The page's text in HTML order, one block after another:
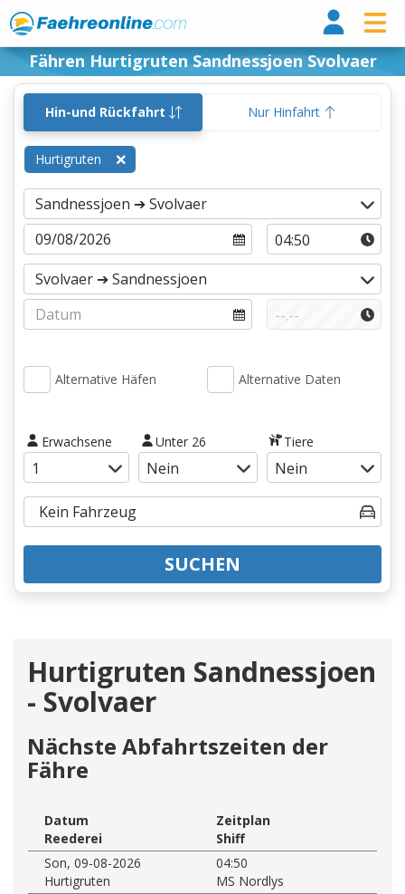
Fähren Hurtigruten Sandnessjoen Svolvaer
Hin-und Rückfahrt Nur Hinfahrt
Hurtigruten
Alternative Häfen Alternative Daten
Erwachsene Unter 26 Tiere
SUCHEN
Hurtigruten Sandnessjoen
- Svolvaer
Nächste Abfahrtszeiten der
Fähre
Datum
Zeitplan
Reederei
Shiff
Son, 09-08-2026
04:50
Hurtigruten
MS Nordlys